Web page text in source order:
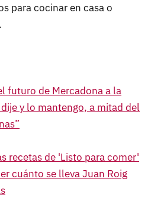
para cocinar en casa o
futuro de Mercadona a la
y lo mantengo, a mitad del
recetas de 'Listo para comer'
cuánto se lleva Juan Roig